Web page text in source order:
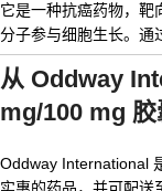
它是一种抗癌药物，靶
分子参与细胞生长。通
从 Oddway
mg/100 mg 胶
Oddway International